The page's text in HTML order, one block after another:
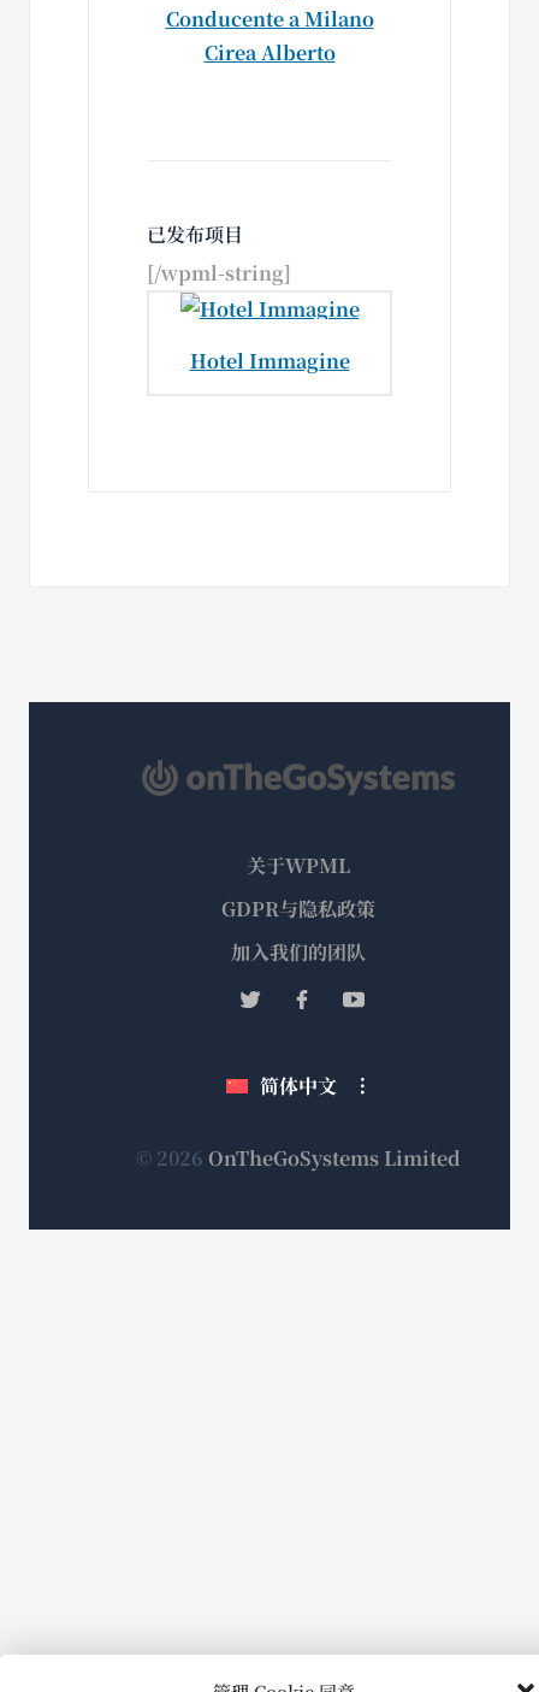
Conducente a Milano
Cirea Alberto
已发布项目
[/wpml-string]
Hotel Immagine
© 2026 OnTheGoSystems Limited
窗
简体中文
关于WPML
GDPR与隐私政策
加入我们的团队
开）
（在
口
打
（在
口
打
（在
口
打